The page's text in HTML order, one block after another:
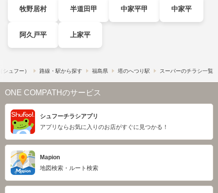
牧野居村 半道田甲 中家平甲 中家平
阿久戸平 上家平
ュフー） 路線・駅から探す 福島県 塔のへつり駅 スーパーのチラシ一覧
ONE COMPATHのサービス
シュフーチラシアプリ
アプリならお気に入りのお店がすぐに見つかる！
Mapion
地図検索・ルート検索